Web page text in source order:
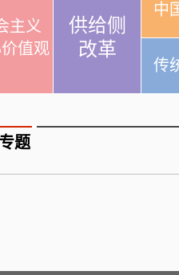
主义
值观
供给侧
改革
中
传
题